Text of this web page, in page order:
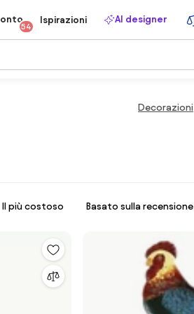
54
Ispirazioni AI designer
Decorazioni
Il più costoso Basato sulla recensione